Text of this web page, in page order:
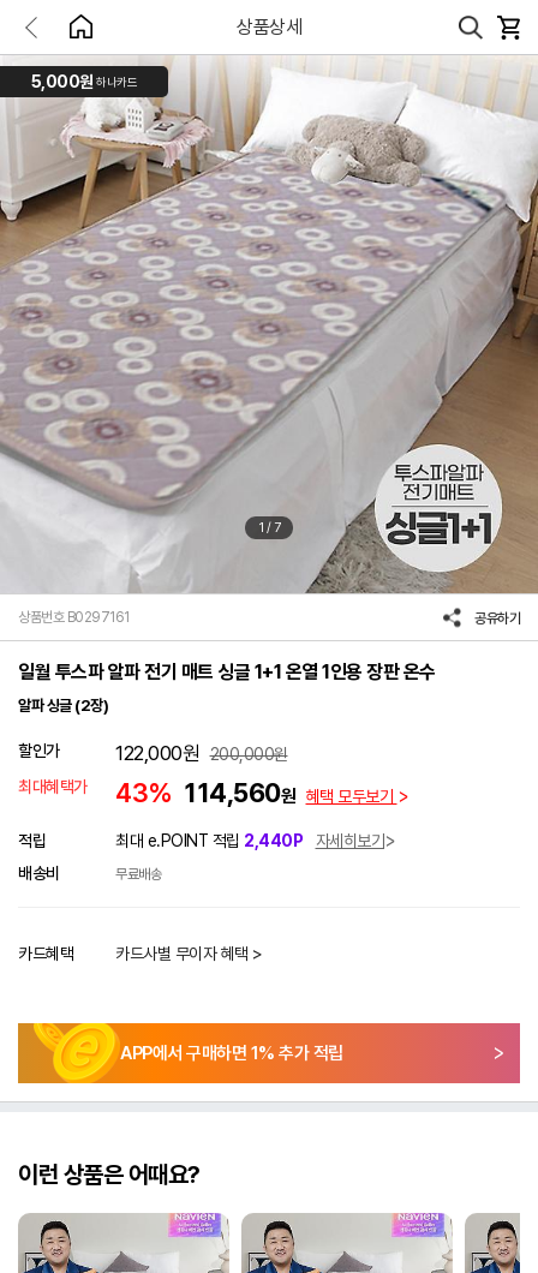
상품상세
5,000원 하나카드
1 / 7
상품번호 B0297161 공유하기
일월 투스파 알파 전기 매트 싱글 1+1 온열 1인용 장판 온수
알파 싱글 (2장)
할인가 122,000원 200,000원
최대혜택가
43% 114,560원 혜택 모두보기
적립 최대 e.POINT 적립 2,440P
자세히보기
배송비
무료배송
카드혜택 카드사별 무이자 혜택 >
APP에서 구매하면 1% 추가 적립
이런 상품은 어때요?